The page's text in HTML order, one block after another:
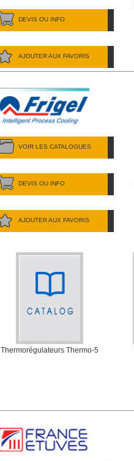
DEVIS OU INFO
AJOUTER AUX FAVORIS
VOIR LES CATALOGUES
DEVIS OU INFO
AJOUTER AUX FAVORIS
Thermorégulateurs Thermo-5